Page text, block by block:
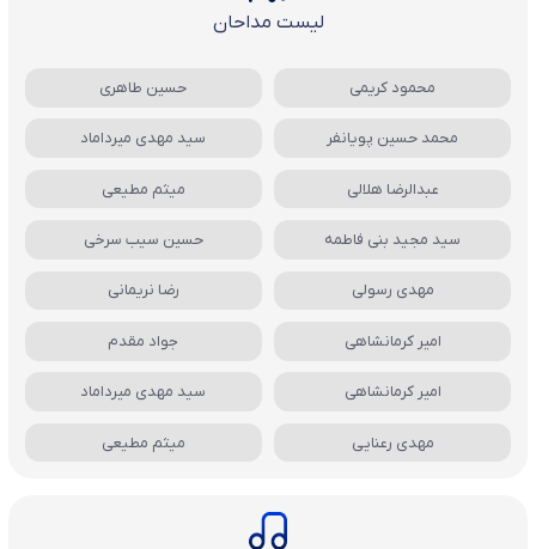
لیست مداحان
محمود کریمی حسین طاهری
محمد حسین پویانفر سید مهدی میرداماد
عبدالرضا هلالی میثم مطیعی
سید مجید بنی فاطمه حسین سیب سرخی
مهدی رسولی رضا نریمانی
امیر کرمانشاهی جواد مقدم
امیر کرمانشاهی سید مهدی میرداماد
مهدی رعنایی میثم مطیعی